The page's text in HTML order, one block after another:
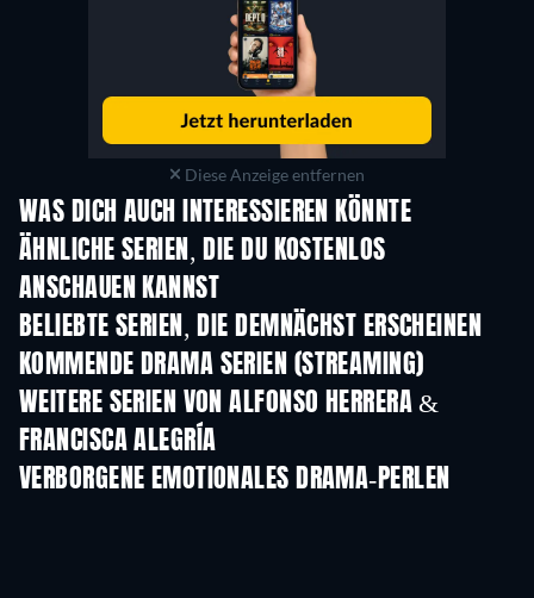
Diese Anzeige entfernen
WAS DICH AUCH INTERESSIEREN KÖNNTE
Serie
ÄHNLICHE SERIEN, DIE DU KOSTENLOS
ANSCHAUEN KANNST
Serie
BELIEBTE SERIEN, DIE DEMNÄCHST ERSCHEINEN
Serie Serie
KOMMENDE DRAMA SERIEN (STREAMING)
Staffel 4 Staffel 6
WEITERE SERIEN VON ALFONSO HERRERA &
FRANCISCA ALEGRÍA
Serie
VERBORGENE EMOTIONALES DRAMA-PERLEN
Serie